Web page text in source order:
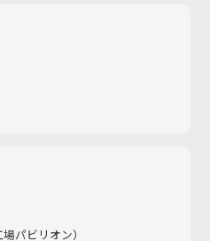
パビリオン）​